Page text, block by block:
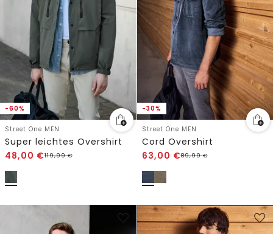
-60%
Street One MEN
Super leichtes Overshirt
48,00 €119,99€
-30%
Street One MEN
Cord Overshirt
63,00 €89,99€